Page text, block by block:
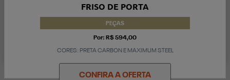
FRISO DE PORTA
PEÇAS
Por: R$ 594,00
CORES: PRETA CARBON E MAXIMUM STEEL
CONFIRA A OFERTA